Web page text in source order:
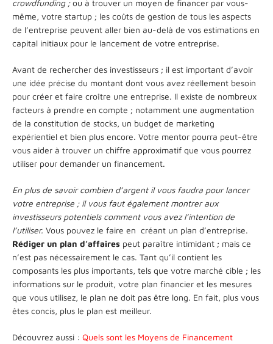
crowdfunding ;ou à trouver un moyen de financer par vous-
même, votre startup ; les coûts de gestion de tous les aspects
de l’entreprise peuvent aller bien au-delà de vos estimations en
capital initiaux pour le lancement de votre entreprise.
Avant de rechercher des investisseurs ; il est important d’avoir
une idée précise du montant dont vous avez réellement besoin
pour créer et faire croître une entreprise. Il existe de nombreux
facteurs à prendre en compte ; notamment une augmentation
de la constitution de stocks, un budget de marketing
expérientiel et bien plus encore. Votre mentor pourra peut-être
vous aider à trouver un chiffre approximatif que vous pourrez
utiliser pour demander un financement.
En plus de savoir combien d’argent il vous faudra pour lancer
votre entreprise ; il vous faut également montrer aux
investisseurs potentiels comment vous avez l’intention de
l’utiliser. Vous pouvez le faire en créant un plan d’entreprise.
Rédiger un plan d’affaires peut paraître intimidant ; mais ce
n’est pas nécessairement le cas. Tant qu’il contient les
composants les plus importants, tels que votre marché cible ; les
informations sur le produit, votre plan financier et les mesures
que vous utilisez, le plan ne doit pas être long. En fait, plus vous
êtes concis, plus le plan est meilleur.
Découvrez aussi : Quels sont les Moyens de Financement